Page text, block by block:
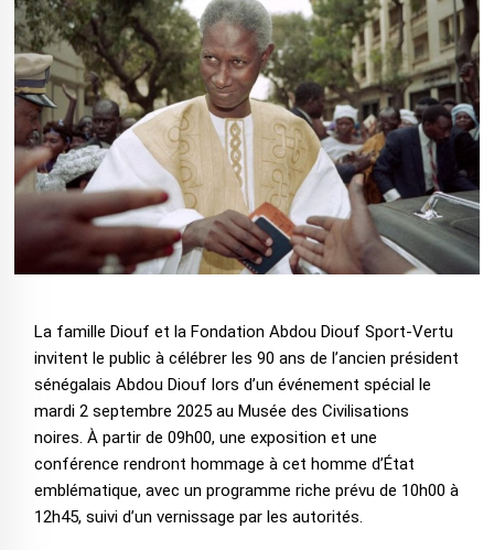
La famille Diouf et la Fondation Abdou Diouf Sport-Vertu
invitent le public à célébrer les 90 ans de l’ancien président
sénégalais Abdou Diouf lors d’un événement spécial le
mardi 2 septembre 2025 au Musée des Civilisations
noires. À partir de 09h00, une exposition et une
conférence rendront hommage à cet homme d’État
emblématique, avec un programme riche prévu de 10h00 à
12h45, suivi d’un vernissage par les autorités.